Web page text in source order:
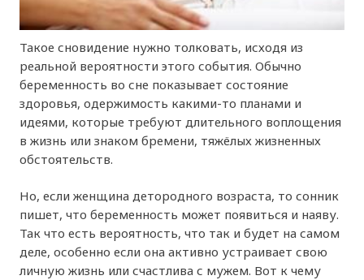
Такое сновидение нужно толковать, исходя из
реальной вероятности этого события. Обычно
беременность во сне показывает состояние
здоровья, одержимость какими-то планами и
идеями, которые требуют длительного воплощения
в жизнь или знаком бремени, тяжёлых жизненных
обстоятельств.
Но, если женщина детородного возраста, то сонник
пишет, что беременность может появиться и наяву.
Так что есть вероятность, что так и будет на самом
деле, особенно если она активно устраивает свою
личную жизнь или счастлива с мужем. Вот к чему